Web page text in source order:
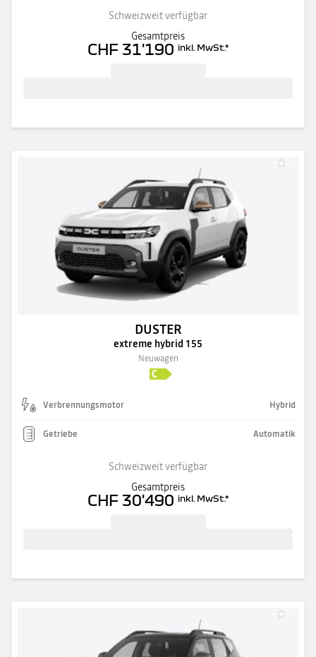
Schweizweit verfügbar
Gesamtpreis
CHF 31'190 inkl. MwSt.*
DUSTER
extreme hybrid 155
Neuwagen
Verbrennungsmotor Hybrid
Getriebe Automatik
Schweizweit verfügbar
Gesamtpreis
CHF 30'490 inkl. MwSt.*